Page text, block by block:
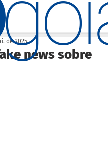
news sobre
de 2025